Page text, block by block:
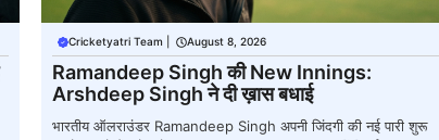
Cricketyatri Team August 8, 2026
Ramandeep Singh की New Innings:
Arshdeep Singh ने दी ख़ास बधाई
भारतीय ऑलराउंडर Ramandeep Singh अपनी जिंदगी की नई पारी शुरू